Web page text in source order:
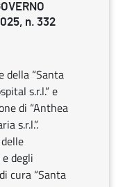
n. 332
della “Santa
s.r.l.” e
di “Anthea
s.r.l.”.
degli
cura “Santa